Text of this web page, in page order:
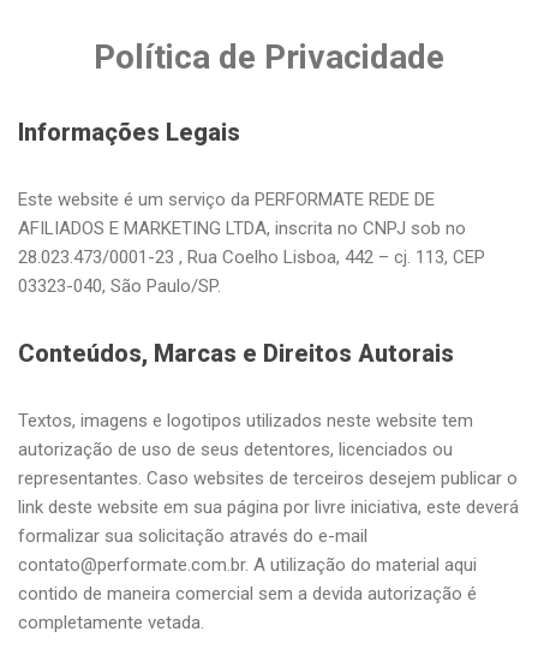
Política de Privacidade
Informações Legais
Este website é um serviço da PERFORMATE REDE DE
AFILIADOS E MARKETING LTDA, inscrita no CNPJ sob no
28.023.473/0001­-23 , Rua Coelho Lisboa, 442 – cj. 113, CEP
03323-040, São Paulo/SP.
Conteúdos, Marcas e Direitos Autorais
Textos, imagens e logotipos utilizados neste website tem
autorização de uso de seus detentores, licenciados ou
representantes. Caso websites de terceiros desejem publicar o
link deste website em sua página por livre iniciativa, este deverá
formalizar sua solicitação através do e-mail
contato@performate.com.br. A utilização do material aqui
contido de maneira comercial sem a devida autorização é
completamente vetada.